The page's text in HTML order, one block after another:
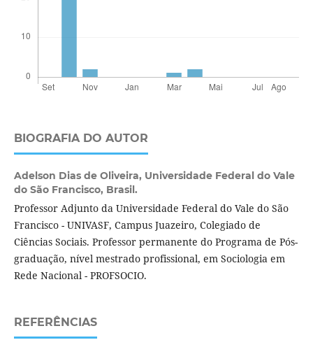
BIOGRAFIA DO AUTOR
Adelson Dias de Oliveira, Universidade Federal do Vale
do São Francisco, Brasil.
Professor Adjunto da Universidade Federal do Vale do São
Francisco - UNIVASF, Campus Juazeiro, Colegiado de
Ciências Sociais. Professor permanente do Programa de Pós-
graduação, nível mestrado profissional, em Sociologia em
Rede Nacional - PROFSOCIO.
REFERÊNCIAS